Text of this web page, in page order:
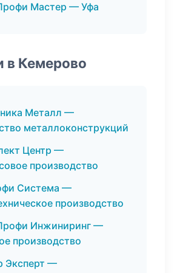
Мастер — Уфа
в Кемерово
Металл —
металлоконструкций
Центр —
производство
Система —
производство
Инжиниринг —
производство
Эксперт —